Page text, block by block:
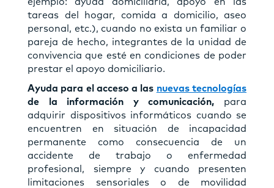
tareas del hogar, comida a domicilio, aseo
personal, etc.), cuando no exista un familiar o
pareja de hecho, integrantes de la unidad de
convivencia que esté en condiciones de poder
prestar el apoyo domiciliario.
Ayuda para el acceso a las nuevas tecnologías
de la información y comunicación, para
adquirir dispositivos informáticos cuando se
encuentren en situación de incapacidad
permanente como consecuencia de un
accidente de trabajo o enfermedad
profesional, siempre y cuando presenten
limitaciones sensoriales o de movilidad